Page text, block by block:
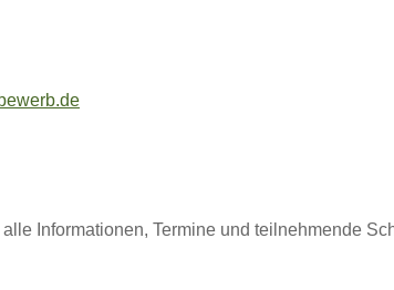
Informationen, Termine und teilnehmende